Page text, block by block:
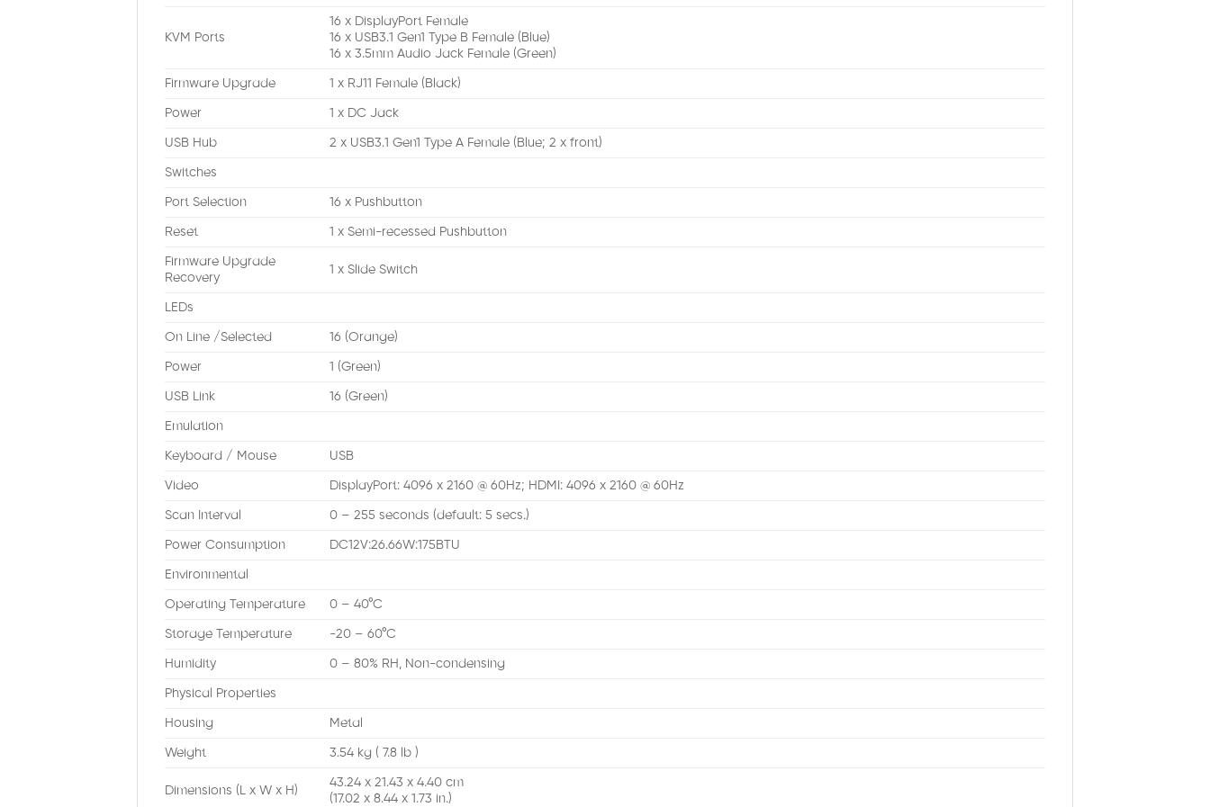
KVM Ports
16 x DisplayPort Female
16 x USB3.1 Gen1 Type B Female (Blue)
16 x 3.5mm Audio Jack Female (Green)
Firmware Upgrade 1 x RJ11 Female (Black)
Power 1 x DC Jack
USB Hub 2 x USB3.1 Gen1 Type A Female (Blue; 2 x front)
Switches
Port Selection 16 x Pushbutton
Reset 1 x Semi-recessed Pushbutton
Firmware Upgrade
Recovery
1 x Slide Switch
LEDs
On Line /Selected 16 (Orange)
Power 1 (Green)
USB Link 16 (Green)
Emulation
Keyboard / Mouse USB
Video DisplayPort: 4096 x 2160 @ 60Hz; HDMI: 4096 x 2160 @ 60Hz
Scan Interval 0 – 255 seconds (default: 5 secs.)
Power Consumption DC12V:26.66W:175BTU
Environmental
Operating Temperature 0 – 40°C
Storage Temperature -20 – 60°C
Humidity 0 – 80% RH, Non-condensing
Physical Properties
Housing Metal
Weight 3.54 kg ( 7.8 lb )
Dimensions (L x W x H)
43.24 x 21.43 x 4.40 cm
(17.02 x 8.44 x 1.73 in.)